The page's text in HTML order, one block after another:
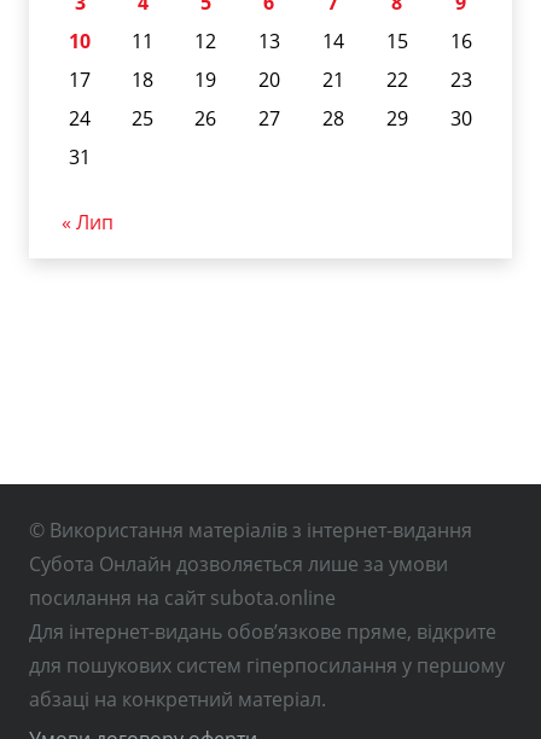
10
11 12 13 14 15
16
17
18 19 20 21 22
23
24
25 26 27 28 29
30
31
« Лип
© Використання матеріалів з інтернет-видання
Субота Онлайн дозволяється лише за умови
посилання на сайт subota.online
Для інтернет-видань обов’язкове пряме, відкрите
для пошукових систем гіперпосилання у першому
абзаці на конкретний матеріал.